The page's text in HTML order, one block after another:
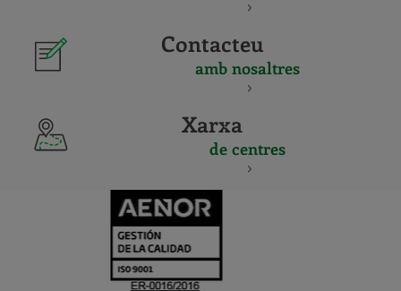
Contacteu
amb nosaltres
Xarxa
de centres